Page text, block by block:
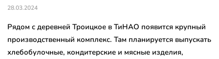
28.03.2024
Рядом с деревней Троицкое в ТиНАО появится крупный
производственный комплекс. Там планируется выпускать
хлебобулочные, кондитерские и мясные изделия,